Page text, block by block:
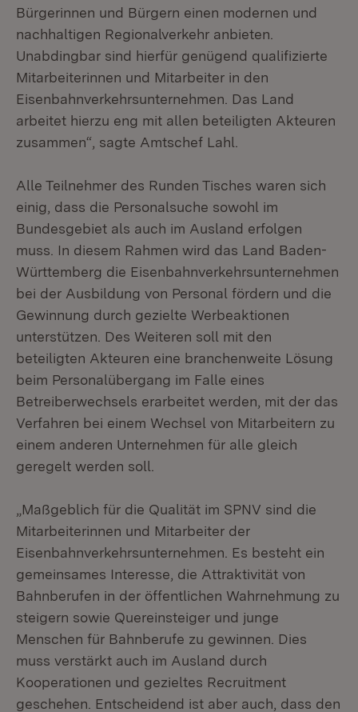
Bürgerinnen und Bürgern einen modernen und
nachhaltigen Regionalverkehr anbieten.
Unabdingbar sind hierfür genügend qualifizierte
Mitarbeiterinnen und Mitarbeiter in den
Eisenbahnverkehrsunternehmen. Das Land
arbeitet hierzu eng mit allen beteiligten Akteuren
zusammen“, sagte Amtschef Lahl.
Alle Teilnehmer des Runden Tisches waren sich
einig, dass die Personalsuche sowohl im
Bundesgebiet als auch im Ausland erfolgen
muss. In diesem Rahmen wird das Land Baden-
Württemberg die Eisenbahnverkehrsunternehmen
bei der Ausbildung von Personal fördern und die
Gewinnung durch gezielte Werbeaktionen
unterstützen. Des Weiteren soll mit den
beteiligten Akteuren eine branchenweite Lösung
beim Personalübergang im Falle eines
Betreiberwechsels erarbeitet werden, mit der das
Verfahren bei einem Wechsel von Mitarbeitern zu
einem anderen Unternehmen für alle gleich
geregelt werden soll.
„Maßgeblich für die Qualität im SPNV sind die
Mitarbeiterinnen und Mitarbeiter der
Eisenbahnverkehrsunternehmen. Es besteht ein
gemeinsames Interesse, die Attraktivität von
Bahnberufen in der öffentlichen Wahrnehmung zu
steigern sowie Quereinsteiger und junge
Menschen für Bahnberufe zu gewinnen. Dies
muss verstärkt auch im Ausland durch
Kooperationen und gezieltes Recruitment
geschehen. Entscheidend ist aber auch, dass den